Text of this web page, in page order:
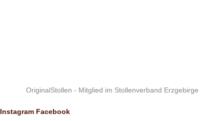
OriginalStollen - Mitglied im Stollenverband Erzgebirge
Instagram Facebook